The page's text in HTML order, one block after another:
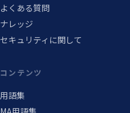
よくある質問
ナレッジ
セキュリティに関して
コンテンツ
用語集